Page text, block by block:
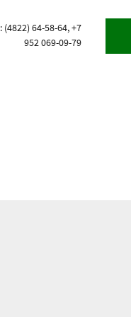
64-58-64, +7
952 069-09-79